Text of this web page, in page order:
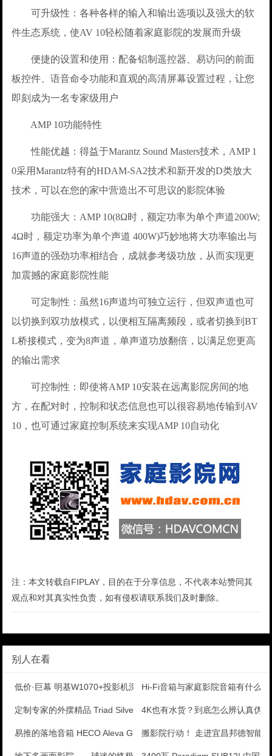
可升级性：各种各样的输入和输出选项以及强大的软
件生态系统，使AV 10轻松随着家庭影院的发展而升级
便捷的设置和使用：配备铝制遥控器、易访问的前面
板控件、语音命令功能和直观的高清屏幕设置过程，让您
即刻成为一名专家级用户
AMP 10功能特性
性能优越：得益于Marantz Sound Masters技术，AMP 1
0采用Marantz特有的HDAM-SA2技术和新开发的D类放大
技术，可以在您的家中营造出不可思议的影院体验
功能强大：AMP 10(8Ω时，额定功率为单个声道200W;
4Ω时，额定功率为单个声道 400W)巧妙地将大功率输出与
16声道的强劲功率相结合，成就参考级功放，从而实现更
加震撼的家庭影院性能
可定制性：虽然16声道均可独立运行，但双声道也可
以切换到双功放模式，以便相互隔离频段，或者切换到BT
L桥接模式，变为8声道，单声道功放翻倍，以满足您更高
的输出需求
可控制性：即使将AMP 10安装在远离影院房间的地
方，在配对时，控制和状态信息也可以很容易地传输到AV
10，也可通过家庭控制系统来实现AMP 10自动化
注：本文转载自FIPLAY，目的在于分享信息，不代表本站赞同其
观点和对其真实性负责，如有侵权请联系我们及时删除。
别人在看
低价·巨幕 明基W1070+投影机深度测评Hi-Fi音箱与家庭影院音箱有什么
定制专家的外摆精品 Triad Silver omn4K也有水货？到底怎么辨认真伪
易推的落地音箱 HECO Aleva GT620HI搬影院行动！ 走进宜昌邦德智能